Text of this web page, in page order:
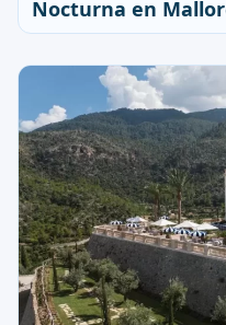
Nocturna en